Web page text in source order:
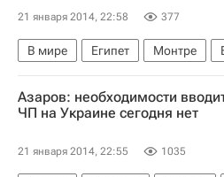
21 января 2014, 22:58 377
В мире Египет Монтре
Во (кантон)
Африка
Весь
Сергей Лавров
МИД Египта
Азаров: необходимости
ЧП на Украине сегодня нет
21 января 2014, 22:55 1035